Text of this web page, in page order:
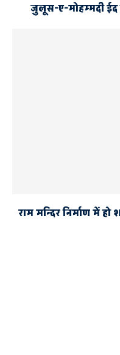
जुलूस-ए-मोहम्मदी ईद
राम मन्दिर निर्माण में हो